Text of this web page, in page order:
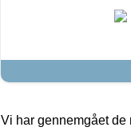
Vi har gennemgået